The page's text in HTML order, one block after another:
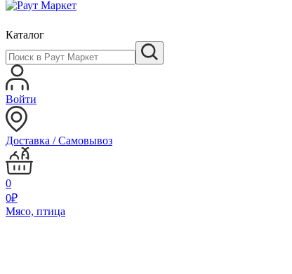
Каталог
Войти
Доставка / Самовывоз
0
0₽
Мясо, птица